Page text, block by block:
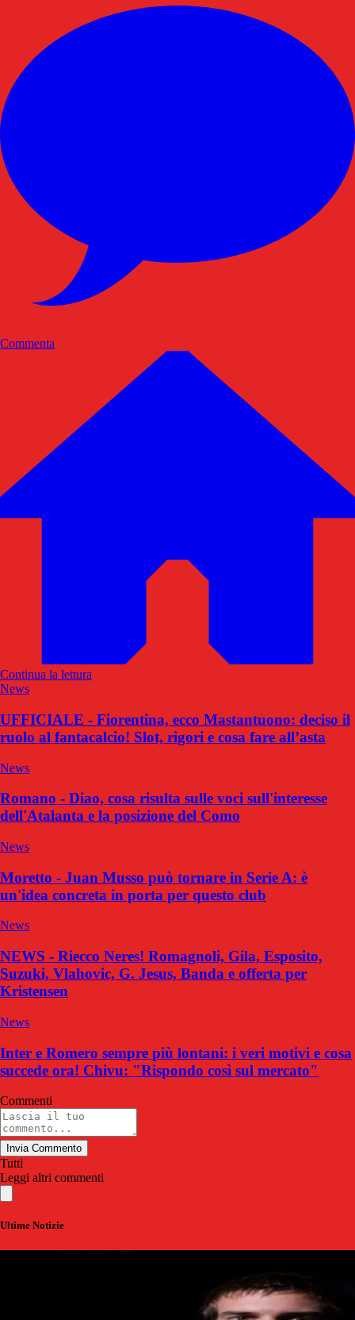
Commenta
Continua la lettura
News
UFFICIALE - Fiorentina, ecco Mastantuono: deciso il
ruolo al fantacalcio! Slot, rigori e cosa fare all’asta
News
Romano - Diao, cosa risulta sulle voci sull'interesse
dell'Atalanta e la posizione del Como
News
Moretto - Juan Musso può tornare in Serie A: è
un'idea concreta in porta per questo club
News
NEWS - Riecco Neres! Romagnoli, Gila, Esposito,
Suzuki, Vlahovic, G. Jesus, Banda e offerta per
Kristensen
News
Inter e Romero sempre più lontani: i veri motivi e cosa
succede ora! Chivu: "Rispondo così sul mercato"
Commenti
Invia Commento
Tutti
Leggi altri commenti
Ultime Notizie